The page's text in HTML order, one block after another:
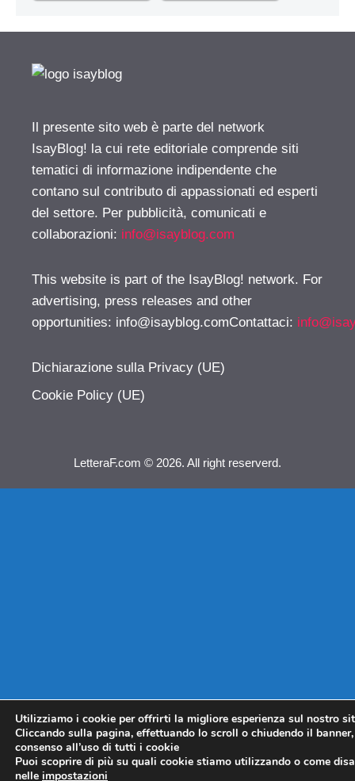
Il presente sito web è parte del network
IsayBlog! la cui rete editoriale comprende siti
tematici di informazione indipendente che
contano sul contributo di appassionati ed esperti
del settore. Per pubblicità, comunicati e
collaborazioni: info@isayblog.com
This website is part of the IsayBlog! network. For
advertising, press releases and other
opportunities: info@isayblog.comContattaci:
Dichiarazione sulla Privacy (UE)
Cookie Policy (UE)
LetteraF.com © 2026. All right reserverd.
Utilizziamo i cookie per offrirti la migliore esperienza sul nostro
Cliccando sulla pagina, effettuando lo scroll o chiudendo il
consenso all’uso di tutti i cookie
Puoi scoprire di più su quali cookie stiamo utilizzando o come
nelle impostazioni